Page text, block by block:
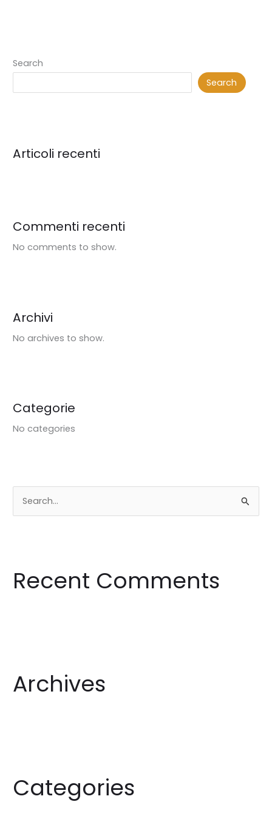
Search
Search
Articoli recenti
Commenti recenti
No comments to show.
Archivi
No archives to show.
Categorie
No categories
c
hRecent Comments
Archives
Categories